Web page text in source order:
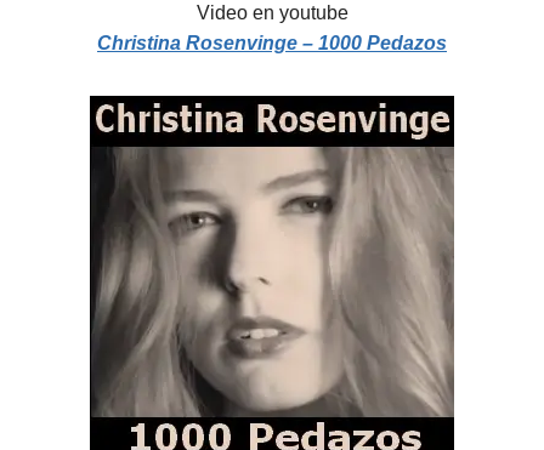
Video en youtube
Christina Rosenvinge – 1000 Pedazos